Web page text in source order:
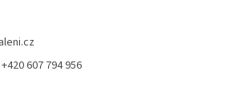
607 794 956